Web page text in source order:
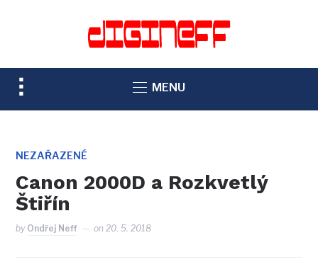
TOGGLE
SIDEBAR
NAVIGATION
MENU
NEZAŘAZENÉ
Canon 2000D a Rozkvetlý
Štiřín
by Ondřej Neff on20. 5. 2018